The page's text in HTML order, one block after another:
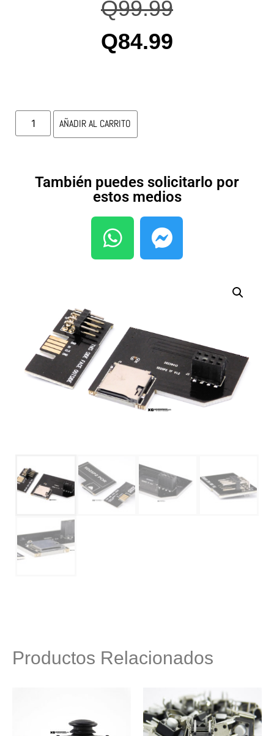
Q99.99
Q84.99
AÑADIR AL CARRITO
También puedes solicitarlo por
estos medios
Productos Relacionados